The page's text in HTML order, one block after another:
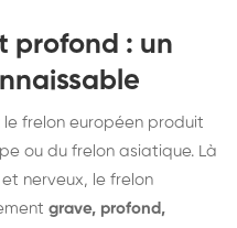
profond : un
frelon européen produit
ou du frelon asiatique. Là
nerveux, le frelon
grave, profond,